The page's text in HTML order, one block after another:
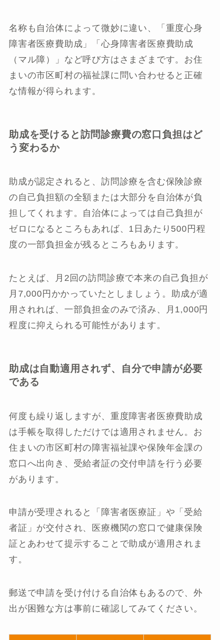
名称も自治体によって微妙に違い、「重度心身
障害者医療費助成」「心身障害者医療費助成
（マル障）」など呼び方はさまざまです。お住
まいの市区町村の福祉課に問い合わせると正確
な情報が得られます。
助成を受けると訪問診療費の窓口負担はど
う変わるか
助成が認定されると、訪問診療を含む保険診療
の自己負担額の全額または大部分を自治体が負
担してくれます。自治体によっては自己負担が
ゼロになるところもあれば、1日あたり500円程
度の一部負担金が残るところもあります。
たとえば、月2回の訪問診療で本来の自己負担が
月7,000円かかっていたとしましょう。助成が適
用されれば、一部負担金のみで済み、月1,000円
程度に抑えられる可能性があります。
助成は自動適用されず、自分で申請が必要
である
何度も繰り返しますが、重度障害者医療費助成
は手帳を取得しただけでは適用されません。お
住まいの市区町村の障害福祉課や保険年金課の
窓口へ出向き、受給者証の交付申請を行う必要
があります。
申請が受理されると「障害者医療証」や「受給
者証」が交付され、医療機関の窓口で健康保険
証とあわせて提示することで助成が適用されま
す。
郵送で申請を受け付ける自治体もあるので、外
出が困難な方は事前に確認してみてください。